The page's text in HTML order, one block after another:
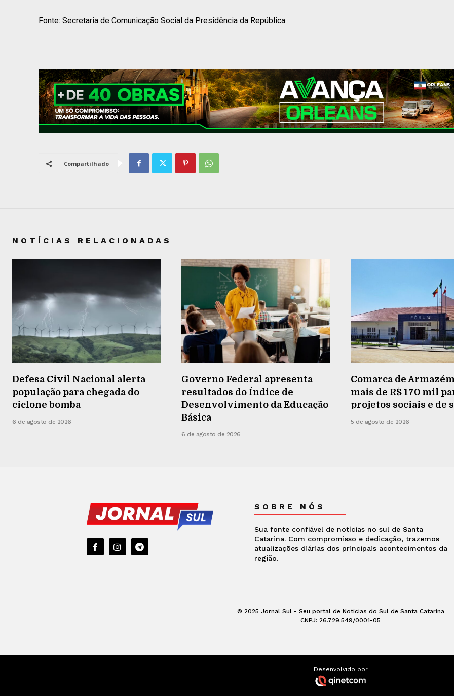
Fonte: Secretaria de Comunicação Social da Presidência da República
Compartilhado
NOTÍCIAS RELACIONADAS
Defesa Civil Nacional alerta
população para chegada do
ciclone bomba
6 de agosto de 2026
Governo Federal apresenta
resultados do Índice de
Desenvolvimento da Educação
Básica
6 de agosto de 2026
Comarca de
mais de R$ 170 mil
projetos sociais e de
5 de agosto de 2026
SOBRE NÓS
Sua fonte confiável de notícias no sul de Santa
Catarina. Com compromisso e dedicação, trazemos
atualizações diárias dos principais acontecimentos da
região.
© 2025 Jornal Sul - Seu portal de Notícias do Sul de Santa Catarina
CNPJ: 26.729.549/0001-05
Desenvolvido por